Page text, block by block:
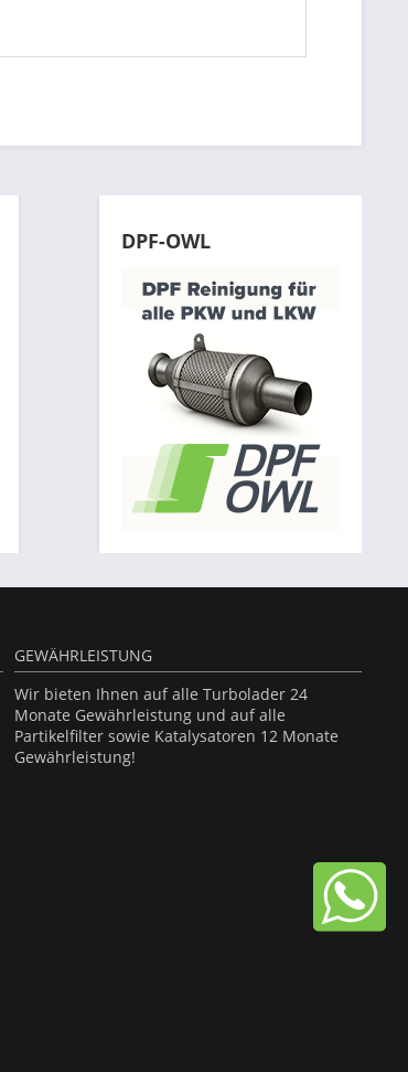
DPF-OWL
GEWÄHRLEISTUNG
Wir bieten Ihnen auf alle Turbolader 24
Monate Gewährleistung und auf alle
Partikelfilter sowie Katalysatoren 12 Monate
Gewährleistung!